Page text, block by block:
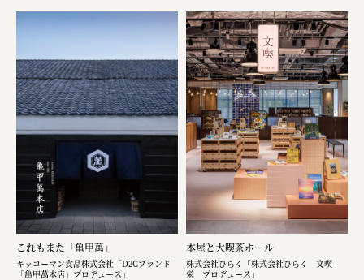
これもまた「亀甲萬」
キッコーマン食品株式会社「D2Cブランド
「亀甲萬本店」プロデュース」
本屋と大喫茶ホール
株式会社ひらく「株式会社ひらく 文喫
栄 プロデュース」